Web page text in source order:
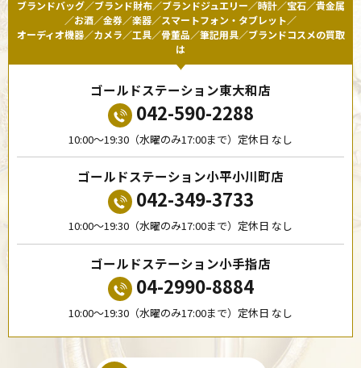
ブランドバッグ／ブランド財布／ブランドジュエリー／時計／宝石／貴金属
／お酒／金券／楽器／スマートフォン・タブレット／
オーディオ機器／カメラ／工具／骨董品／筆記用具／ブランドコスメの買取
は
ゴールドステーション東大和店
042-590-2288
10:00〜19:30（水曜のみ17:00まで）定休日 なし
ゴールドステーション小平小川町店
042-349-3733
10:00〜19:30（水曜のみ17:00まで）定休日 なし
ゴールドステーション小手指店
04-2990-8884
10:00〜19:30（水曜のみ17:00まで）定休日 なし